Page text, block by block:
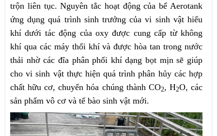
trộn liên tục. Nguyên tắc hoạt động của bể Aerotank
ứng dụng quá trình sinh trưởng của vi sinh vật hiếu
khí dưới tác động của oxy được cung cấp từ không
khí qua các máy thổi khí và được hòa tan trong nước
thải nhờ các đĩa phân phối khí dạng bọt mịn sẽ giúp
cho vi sinh vật thực hiện quá trình phân hủy các hợp
chất hữu cơ, chuyển hóa chúng thành CO2, H2O, các
sản phẩm vô cơ và tế bào sinh vật mới.